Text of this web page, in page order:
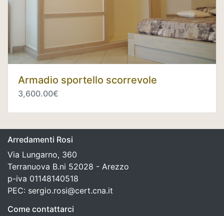
Armadio sportello scorrevole
3,600.00€
Arredamenti Rosi
Via Lungarno, 360
Terranuova B.ni 52028 - Arezzo
p-iva 01148140518
PEC: sergio.rosi@cert.cna.it
Come contattarci